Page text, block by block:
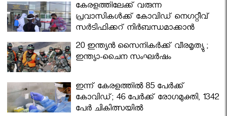
കേരളത്തിലേക്ക് വരുന്ന
പ്രവാസികള്‍ക്ക് കോവിഡ് നെഗറ്റീവ്
സര്‍ട്ടിഫിക്കറ്റ് നിർബന്ധമാക്കാൻ
മന്ത്രിസഭ
20 ഇന്ത്യൻ സൈനികർക്ക് വീരമൃത്യു ;
ഇന്ത്യാ-ചൈന സംഘർഷം
ഇന്ന് കേരളത്തിൽ 85 പേർക്ക്
കോവിഡ്; 46 പേർക്ക് രോഗമുക്തി, 1342
പേർ ചികിത്സയിൽ